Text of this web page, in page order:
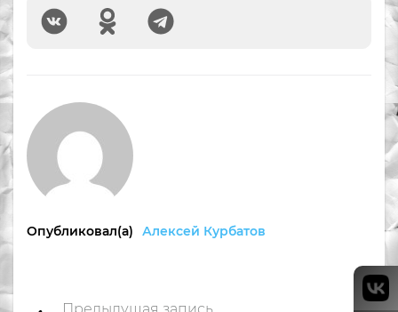
Опубликовал(а) Алексей Курбатов